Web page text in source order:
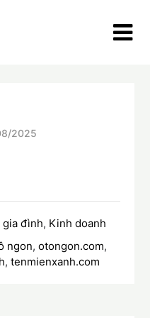
2025
đình, Kinh doanh
ngon,otongon.com,
,tenmienxanh.com